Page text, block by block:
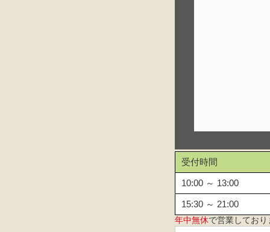
受付時間
10:00 ～ 13:00
15:30 ～ 21:00
年中無休で営業してお